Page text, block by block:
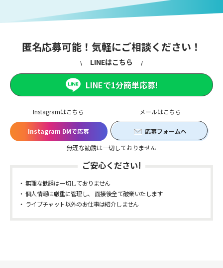
匿名応募可能！気軽にご相談ください！
Instagramはこちら
Instagram DMで応募
メールはこちら
応募フォームへ
無理な勧誘は一切しておりません
LINEはこちら
LINEで1分簡単応募!
ご安心ください!
無理な勧誘は一切しておりません
個人情報は厳重に管理し、 面接後全て破棄いたします
ライブチャット以外のお仕事は紹介しません